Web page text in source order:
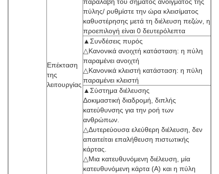
Επέκταση
της
λειτουργίας
πύλης/ ρυθμίστε την ώρα κλεισίματος
καθυστέρησης μετά τη διέλευση πεζών, η
προεπιλογή είναι 0 δευτερόλεπτα
▲Συνδέσεις πυρός
△Κανονικά ανοιχτή κατάσταση: η πύλη
παραμένει ανοιχτή
△Κανονικά κλειστή κατάσταση: η πύλη
παραμένει κλειστή
▲Σύστημα διέλευσης
Δοκιμαστική διαδρομή, διπλής
κατεύθυνσης για την ροή των
ανθρώπων.
△Δυτερεύουσα ελεύθερη διέλευση, δεν
απαιτείται επαλήθευση πιστωτικής
κάρτας.
△Μια κατευθυνόμενη διέλευση, μία
κατευθυνόμενη κάρτα (Α) και η πύλη